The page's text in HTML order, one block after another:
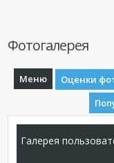
Фотогалерея
Меню Оценки
Галерея